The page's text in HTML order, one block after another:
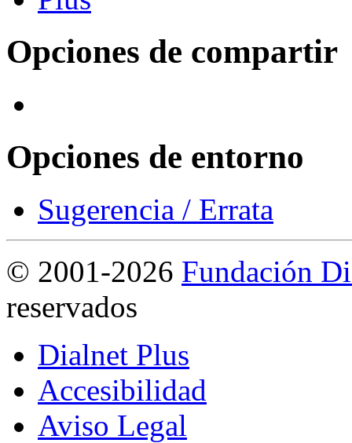
Opciones de compartir
Opciones de entorno
Sugerencia / Errata
© 2001-2026 Fundación
reservados
Dialnet Plus
Accesibilidad
Aviso Legal